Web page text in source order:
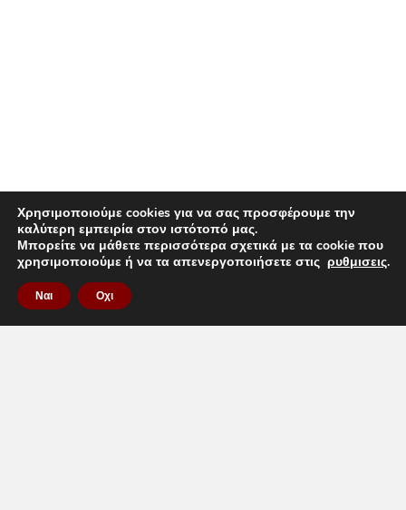
Χρησιμοποιούμε cookies για να σας προσφέρουμε την
καλύτερη εμπειρία στον ιστότοπό μας.
Μπορείτε να μάθετε περισσότερα σχετικά με τα cookie που
χρησιμοποιούμε ή να τα απενεργοποιήσετε στις ρυθμισεις.
Ναι Οχι